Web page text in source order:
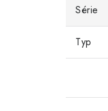
Série
Typ